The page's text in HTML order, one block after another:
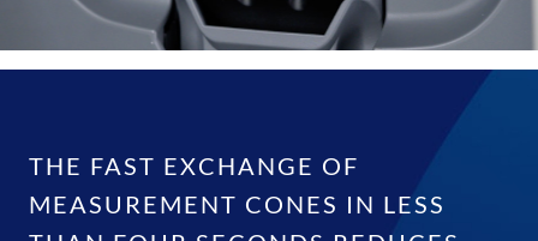
THE FAST EXCHANGE OF
MEASUREMENT CONES IN LESS